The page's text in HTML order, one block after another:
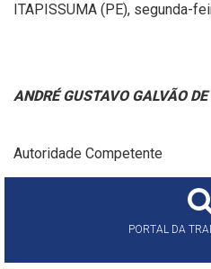
ITAPISSUMA (PE), segunda-
ANDRÉ GUSTAVO GALVÃO
Autoridade Competente
PORTAL DA